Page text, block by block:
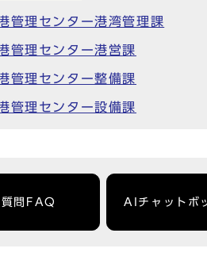
管理センター港湾管理課
管理センター港営課
管理センター整備課
管理センター設備課
質問FAQ AIチャットボ